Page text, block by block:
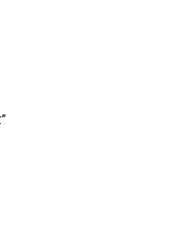
/ Products tagged “ארונית תצוגה”